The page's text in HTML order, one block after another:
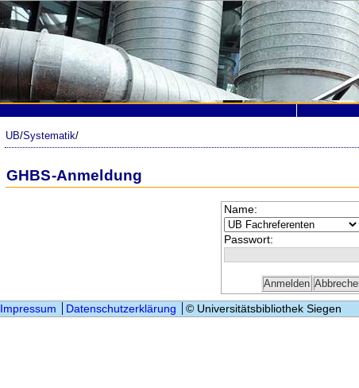
UB/Systematik/
GHBS-Anmeldung
Name:
Passwort:
Impressum Datenschutzerklärung © Universitätsbibliothek Siegen